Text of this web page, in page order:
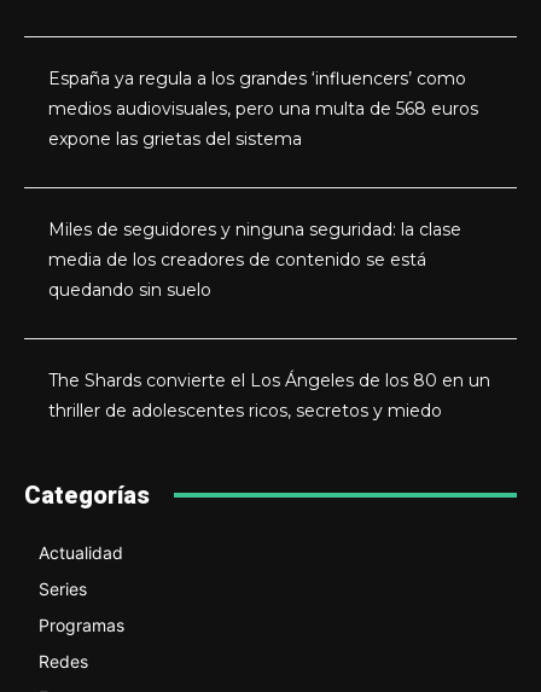
España ya regula a los grandes ‘influencers’ como
medios audiovisuales, pero una multa de 568 euros
expone las grietas del sistema
Miles de seguidores y ninguna seguridad: la clase
media de los creadores de contenido se está
quedando sin suelo
The Shards convierte el Los Ángeles de los 80 en un
thriller de adolescentes ricos, secretos y miedo
Categorías
Actualidad
Series
Programas
Redes